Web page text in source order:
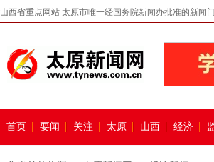
山西省重点网站 太原市唯一经国务院新闻办批准的新闻
首页 要闻 关注 太原 山西 经济